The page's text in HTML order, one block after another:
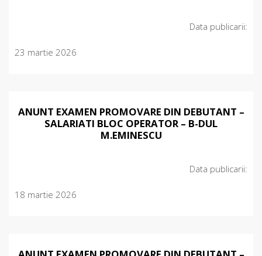
Data publicarii:
23 martie 2026
ANUNT EXAMEN PROMOVARE DIN DEBUTANT –
SALARIATI BLOC OPERATOR – B-DUL
M.EMINESCU
Data publicarii:
18 martie 2026